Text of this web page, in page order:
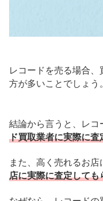
レコードを売る場合
方が多いことでしょう。
結論から言うと、レコ
ド買取業者に実際に
また、高く売れるお店
店に実際に査定して